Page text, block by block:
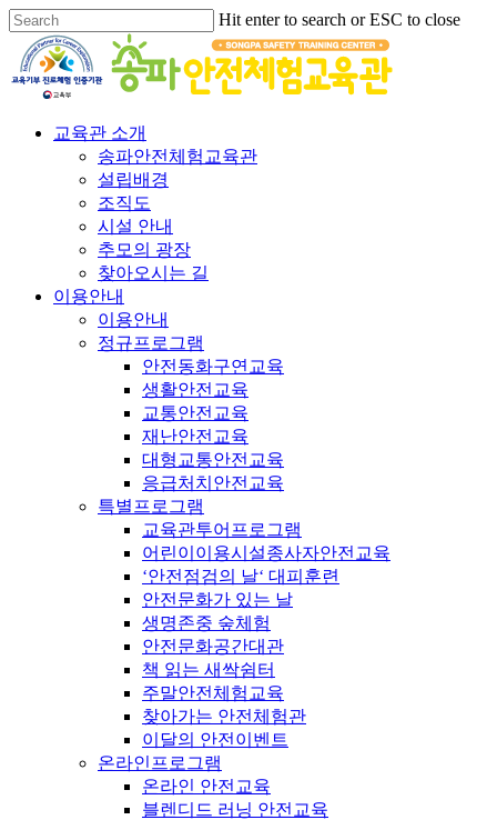
Hit enter to search or ESC to close
교육관 소개
송파안전체험교육관
설립배경
조직도
시설 안내
추모의 광장
찾아오시는 길
이용안내
이용안내
정규프로그램
안전동화구연교육
생활안전교육
교통안전교육
재난안전교육
대형교통안전교육
응급처치안전교육
특별프로그램
교육관투어프로그램
어린이이용시설종사자안전교육
‘안전점검의 날‘ 대피훈련
안전문화가 있는 날
생명존중 숲체험
안전문화공간대관
책 읽는 새싹쉼터
주말안전체험교육
찾아가는 안전체험관
이달의 안전이벤트
온라인프로그램
온라인 안전교육
블렌디드 러닝 안전교육